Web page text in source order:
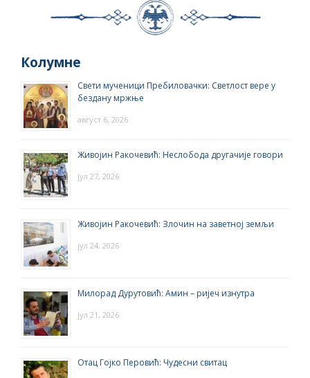
Колумне
Свети мученици Пребиловачки: Светлост вере у
бездану мржње
август 6, 2026
Живојин Ракочевић: Неслобода другачије говори
јул 27, 2026
Живојин Ракочевић: Злочин на заветној земљи
јул 24, 2026
Милорад Дурутовић: Амин – ријеч изнутра
јул 21, 2026
Отац Гојко Перовић: Чудесни свитац